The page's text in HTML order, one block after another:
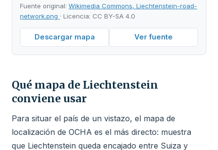
Fuente original: Wikimedia Commons, Liechtenstein-road-
network.png · Licencia: CC BY-SA 4.0
Descargar mapa Ver fuente
Qué mapa de Liechtenstein
conviene usar
Para situar el país de un vistazo, el mapa de
localización de OCHA es el más directo: muestra
que Liechtenstein queda encajado entre Suiza y